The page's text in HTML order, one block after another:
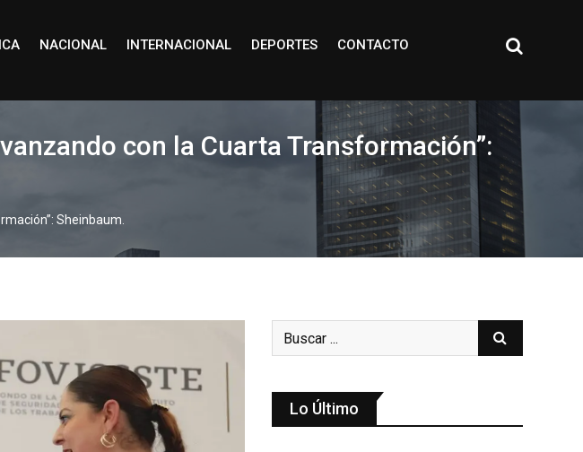
NACIONAL INTERNACIONAL DEPORTES CONTACTO
con la Cuarta Transformación”:
Sheinbaum.
Lo Último